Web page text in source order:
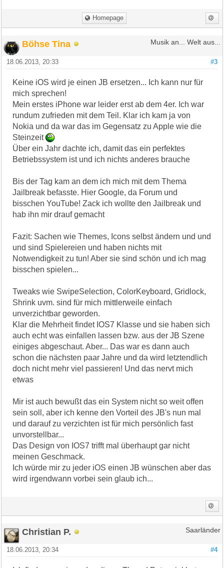
Homepage
Böhse Tina Musik an... Welt aus...
#3
18.06.2013, 20:33
Keine iOS wird je einen JB ersetzen... Ich kann nur für
mich sprechen!
Mein erstes iPhone war leider erst ab dem 4er. Ich war
rundum zufrieden mit dem Teil. Klar ich kam ja von
Nokia und da war das im Gegensatz zu Apple wie die
Steinzeit
Über ein Jahr dachte ich, damit das ein perfektes
Betriebssystem ist und ich nichts anderes brauche
Bis der Tag kam an dem ich mich mit dem Thema
Jailbreak befasste. Hier Google, da Forum und
bisschen YouTube! Zack ich wollte den Jailbreak und
hab ihn mir drauf gemacht
Fazit: Sachen wie Themes, Icons selbst ändern und und
und sind Spielereien und haben nichts mit
Notwendigkeit zu tun! Aber sie sind schön und ich mag
bisschen spielen...
Tweaks wie SwipeSelection, ColorKeyboard, Gridlock,
Shrink uvm. sind für mich mittlerweile einfach
unverzichtbar geworden.
Klar die Mehrheit findet IOS7 Klasse und sie haben sich
auch echt was einfallen lassen bzw. aus der JB Szene
einiges abgeschaut. Aber... Das war es dann auch
schon die nächsten paar Jahre und da wird letztendlich
doch nicht mehr viel passieren! Und das nervt mich
etwas
Mir ist auch bewußt das ein System nicht so weit offen
sein soll, aber ich kenne den Vorteil des JB's nun mal
und darauf zu verzichten ist für mich persönlich fast
unvorstellbar...
Das Design von IOS7 trifft mal überhaupt gar nicht
meinen Geschmack.
Ich würde mir zu jeder iOS einen JB wünschen aber das
wird irgendwann vorbei sein glaub ich...
Christian P. Saarländer
#4
18.06.2013, 20:34